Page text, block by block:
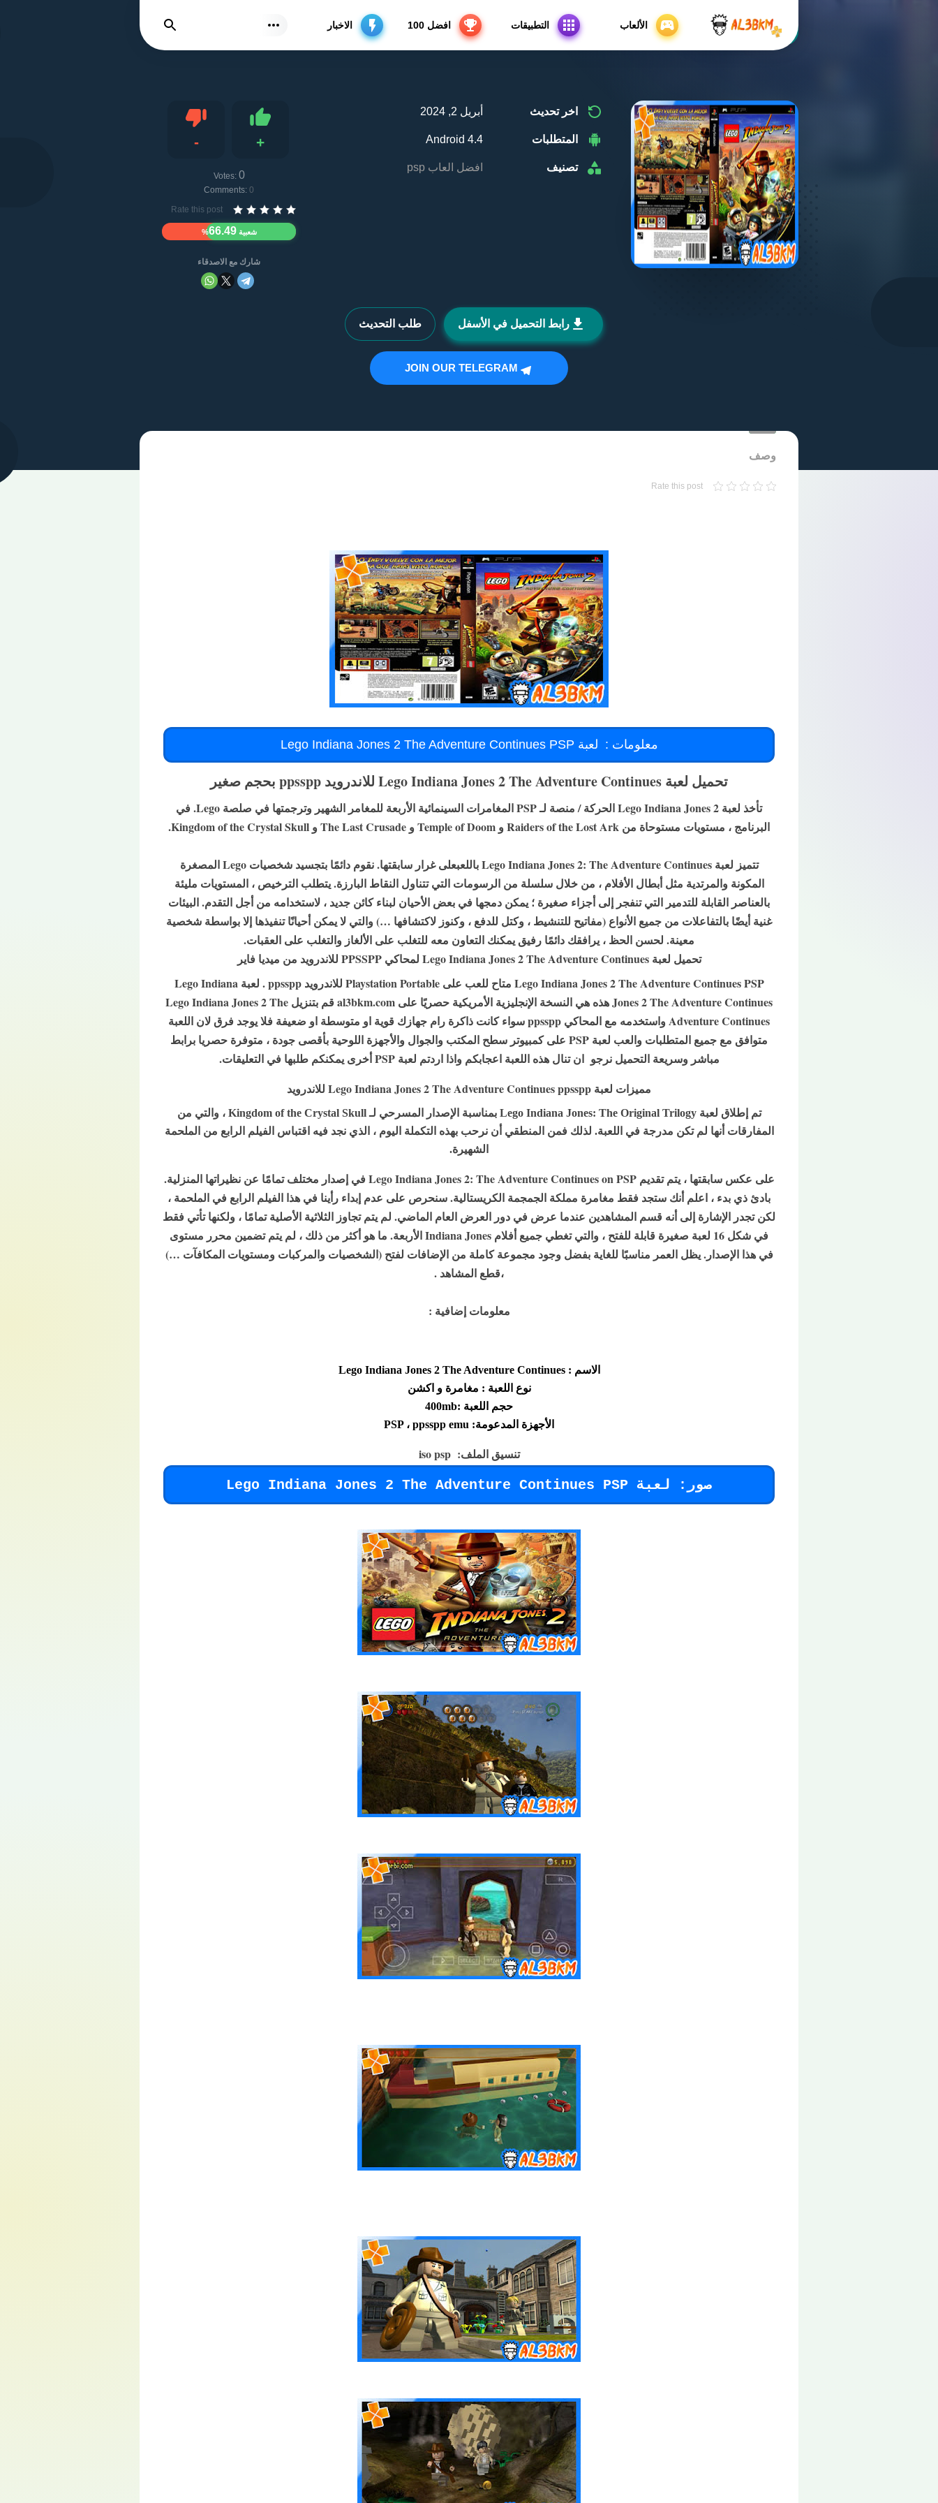
الألعاب التطبيقات افضل 100 الاخبار نتائج بحث
Home
/ افضل العاب Psp
اخر تحديث أبريل 2, 2024
المتطلبات Android 4.4
تصنيف افضل العاب psp
+
-
DislikeVotes: 0
Comments: 0
Rate this post
شعبية66.49
%
رابط التحميل في الأسفل طلب التحديث
وصف
Rate this post
معلومات : لعبة Lego Indiana Jones 2 The Adventure Continues PSP
تحميل لعبة Lego Indiana Jones 2 The Adventure Continues للاندرويد ppsspp بحجم صغير
تأخذ لعبة Lego Indiana Jones 2 الحركة / منصة لـ PSP المغامرات السينمائية الأربعة للمغامر الشهير وترجمتها في صلصة Lego. في
البرنامج ، مستويات مستوحاة من Raiders of the Lost Ark و Temple of Doom و The Last Crusade و Kingdom of the Crystal Skull.
تتميز لعبة Lego Indiana Jones 2: The Adventure Continues باللعبعلى غرار سابقتها. نقوم دائمًا بتجسيد شخصيات Lego المصغرة
المكونة والمرتدية مثل أبطال الأفلام ، من خلال سلسلة من الرسومات التي تتناول النقاط البارزة. يتطلب الترخيص ، المستويات مليئة
بالعناصر القابلة للتدمير التي تنفجر إلى أجزاء صغيرة ؛ يمكن دمجها في بعض الأحيان لبناء كائن جديد ، لاستخدامه من أجل التقدم. البيئات
غنية أيضًا بالتفاعلات من جميع الأنواع (مفاتيح للتنشيط ، وكتل للدفع ، وكنوز لاكتشافها …) والتي لا يمكن أحيانًا تنفيذها إلا بواسطة شخصية
معينة. لحسن الحظ ، يرافقك دائمًا رفيق يمكنك التعاون معه للتغلب على الألغاز والتغلب على العقبات.
تحميل لعبة Lego Indiana Jones 2 The Adventure Continues لمحاكي PPSSPP للاندرويد من ميديا فاير
Lego Indiana Jones 2 The Adventure Continues PSP متاح للعب على Playstation Portable للاندرويد ppsspp . لعبة Lego Indiana
Jones 2 The Adventure Continues هذه هي النسخة الإنجليزية الأمريكية حصريًا على al3bkm.com قم بتنزيل Lego Indiana Jones 2 The
Adventure Continues واستخدمه مع المحاكي ppsspp سواء كانت ذاكرة رام جهازك قوية او متوسطة او ضعيفة فلا يوجد فرق لان اللعبة
متوافق مع جميع المتطلبات والعب لعبة PSP على كمبيوتر سطح المكتب والجوال والأجهزة اللوحية بأقصى جودة ، متوفرة حصريا برابط
مباشر وسريعة التحميل نرجو ان تنال هذه اللعبة اعجابكم واذا اردتم لعبة PSP أخرى يمكنكم طلبها في التعليقات.
مميزات لعبة Lego Indiana Jones 2 The Adventure Continues ppsspp للاندرويد
تم إطلاق لعبة Lego Indiana Jones: The Original Trilogy بمناسبة الإصدار المسرحي لـ Kingdom of the Crystal Skull ، والتي من
المفارقات أنها لم تكن مدرجة في اللعبة. لذلك فمن المنطقي أن نرحب بهذه التكملة اليوم ، الذي نجد فيه اقتباس الفيلم الرابع من الملحمة
الشهيرة.
على عكس سابقتها ، يتم تقديم Lego Indiana Jones 2: The Adventure Continues on PSP في إصدار مختلف تمامًا عن نظيراتها المنزلية.
بادئ ذي بدء ، اعلم أنك ستجد فقط مغامرة مملكة الجمجمة الكريستالية. سنحرص على عدم إبداء رأينا في هذا الفيلم الرابع في الملحمة ،
لكن تجدر الإشارة إلى أنه قسم المشاهدين عندما عرض في دور العرض العام الماضي. لم يتم تجاوز الثلاثية الأصلية تمامًا ، ولكنها تأتي فقط
في شكل 16 لعبة صغيرة قابلة للفتح ، والتي تغطي جميع أفلام Indiana Jones الأربعة. ما هو أكثر من ذلك ، لم يتم تضمين محرر مستوى
في هذا الإصدار. يظل العمر مناسبًا للغاية بفضل وجود مجموعة كاملة من الإضافات لفتح (الشخصيات والمركبات ومستويات المكافآت …)
،قطع المشاهد .
معلومات إضافية :
الاسم : Lego Indiana Jones 2 The Adventure Continues
نوع اللعبة : مغامرة و اكشن
حجم اللعبة :400mb
الأجهزة المدعومة: PSP ، ppsspp emu
تنسيق الملف: iso psp
صور: لعبة Lego Indiana Jones 2 The Adventure Continues PSP